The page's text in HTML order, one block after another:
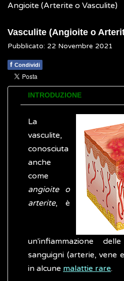
Angioite (Arterite o Vasculite)
Vasculite (Angioite o
Pubblicato: 22 Novembre 2021
f Condividi
INTRODUZIONE
La
vasculite,
conosciuta
anche
come
angioite o
arterite, è
un'infiammazione
sanguigni (arterie, vene
in alcune malattie rare.